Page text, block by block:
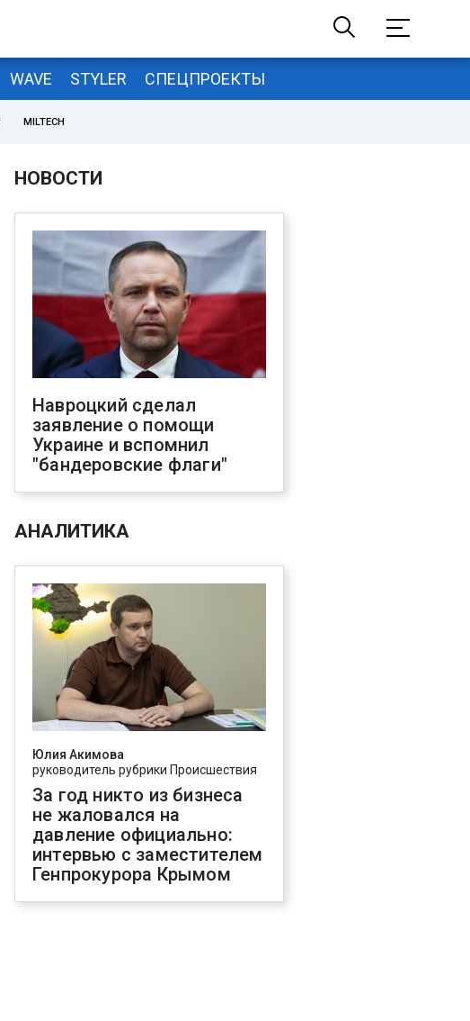
WAVE STYLER СПЕЦПРОЕКТЫ
MILTECH
НОВОСТИ
Навроцкий сделал
заявление о помощи
Украине и вспомнил
"бандеровские флаги"
АНАЛИТИКА
Юлия Акимова
руководитель рубрики Происшествия
За год никто из бизнеса
не жаловался на
давление официально:
интервью с заместителем
Генпрокурора Крымом